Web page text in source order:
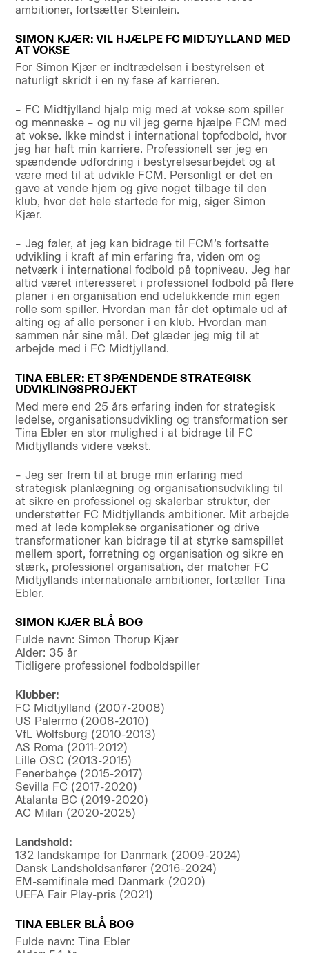
ambitioner, fortsætter Steinlein.
SIMON KJÆR: VIL HJÆLPE FC MIDTJYLLAND MED
AT VOKSE
For Simon Kjær er indtrædelsen i bestyrelsen et
naturligt skridt i en ny fase af karrieren.
– FC Midtjylland hjalp mig med at vokse som spiller
og menneske – og nu vil jeg gerne hjælpe FCM med
at vokse. Ikke mindst i international topfodbold, hvor
jeg har haft min karriere. Professionelt ser jeg en
spændende udfordring i bestyrelsesarbejdet og at
være med til at udvikle FCM. Personligt er det en
gave at vende hjem og give noget tilbage til den
klub, hvor det hele startede for mig, siger Simon
Kjær.
– Jeg føler, at jeg kan bidrage til FCM’s fortsatte
udvikling i kraft af min erfaring fra, viden om og
netværk i international fodbold på topniveau. Jeg har
altid været interesseret i professionel fodbold på flere
planer i en organisation end udelukkende min egen
rolle som spiller. Hvordan man får det optimale ud af
alting og af alle personer i en klub. Hvordan man
sammen når sine mål. Det glæder jeg mig til at
arbejde med i FC Midtjylland.
TINA EBLER: ET SPÆNDENDE STRATEGISK
UDVIKLINGSPROJEKT
Med mere end 25 års erfaring inden for strategisk
ledelse, organisationsudvikling og transformation ser
Tina Ebler en stor mulighed i at bidrage til FC
Midtjyllands videre vækst.
– Jeg ser frem til at bruge min erfaring med
strategisk planlægning og organisationsudvikling til
at sikre en professionel og skalerbar struktur, der
understøtter FC Midtjyllands ambitioner. Mit arbejde
med at lede komplekse organisationer og drive
transformationer kan bidrage til at styrke samspillet
mellem sport, forretning og organisation og sikre en
stærk, professionel organisation, der matcher FC
Midtjyllands internationale ambitioner, fortæller Tina
Ebler.
SIMON KJÆR BLÅ BOG
Fulde navn: Simon Thorup Kjær
Alder: 35 år
Tidligere professionel fodboldspiller
Klubber:
FC Midtjylland (2007-2008)
US Palermo (2008-2010)
VfL Wolfsburg (2010-2013)
AS Roma (2011-2012)
Lille OSC (2013-2015)
Fenerbahçe (2015-2017)
Sevilla FC (2017-2020)
Atalanta BC (2019-2020)
AC Milan (2020-2025)
Landshold:
132 landskampe for Danmark (2009-2024)
Dansk Landsholdsanfører (2016-2024)
EM-semifinale med Danmark (2020)
UEFA Fair Play-pris (2021)
TINA EBLER BLÅ BOG
Fulde navn: Tina Ebler